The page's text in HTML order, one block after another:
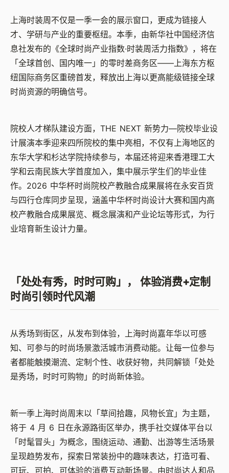
上海时装周不仅是一季一会的展示窗口，更成为链接人
才、学研与产业的重要枢纽。本季，由新华社中国经济信
息社发布的《全球时尚产业指数·时装周活力指数》，将在
「全球首创、国内唯一」的零时差商务区——上海东方枢
纽国际商务区重磅首发，释放出上海以更高能级链接全球
时尚资源的明确信号。
院校人才梯队建设方面， THE NEXT 新势力—院校毕业设
计展演本季迎来四所院校的集中亮相，不仅有上海地区的
东华大学和杉达学院持续参与，本届还将迎来香港理工大
学和云南民族大学首度加入，集中展示学生们的毕业佳
作。 2026 中华杯时尚院校产教融合成果展将在永安百货
与四行仓库同步呈现，涵盖中华杯时尚设计大赛和国内高
校产教融合成果展览、概念展演和产业论坛等形式，为行
业培育新生设计力量。
「处处有秀，时时可购」， 体验消费+定制
时尚引领时代风潮
从秀场到街区，从发布到体验，上海时尚嘉年华以可感
知、可参与的时尚场景激活城市消费动能。让每一位参与
者都能触摸潮流、定制个性、收获好物，共同解锁「处处
是秀场，时时可购物」的时尚新体验。
新一季上海时尚周末以「草间拾趣，风物长宜」为主题，
将于 4 月 6 日在永源路街区举办，携手社交媒体平台以
「时髦冒头」为概念，围绕运动、通勤、出游等生活场景
呈现趋势发布，探索日常装扮中的趣味表达，打造可看、
可玩、可拍、可体验的消费互动新场景。由时尚达人和品